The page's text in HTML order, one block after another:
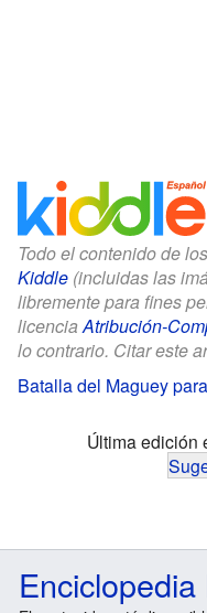
Todo el contenido de
Kiddle (incluidas las
libremente para fines
licenciaAtribución-
lo contrario. Citar este
Batalla del Maguey
Última edición
Enciclopedia